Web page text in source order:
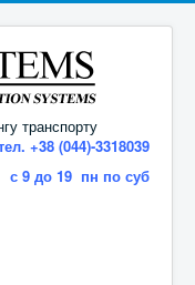
транспорту
+38 (044)-3318039
с 9 до 19 пн по суб